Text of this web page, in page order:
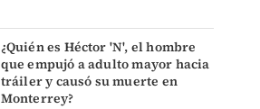
¿Quién es Héctor 'N', el hombre
que empujó a adulto mayor hacia
tráiler y causó su muerte en
Monterrey?